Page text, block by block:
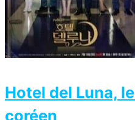
Hotel del Luna,
coréen